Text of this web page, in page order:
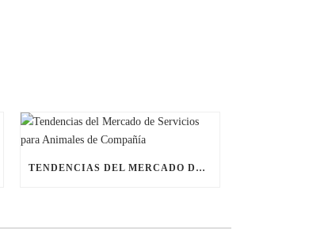
TENDENCIAS DEL MERCADO DE SERVICIOS PARA ANIMALES DE COMPAÑÍA